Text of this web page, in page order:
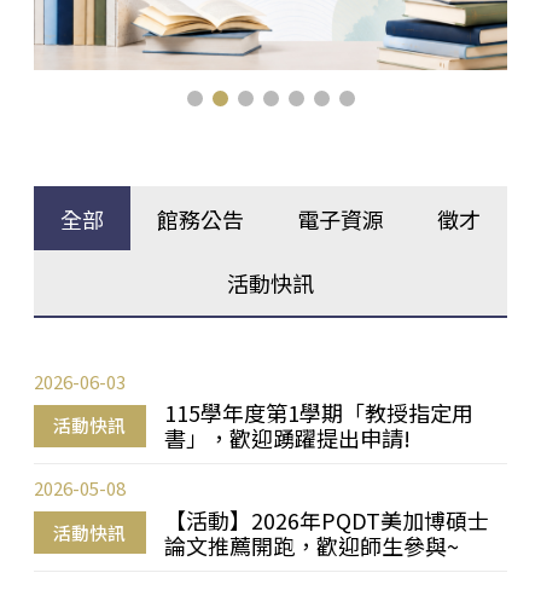
全部 館務公告 電子資源 徵才
活動快訊
活動快訊
115學年度第1學期「教授指定用
書」，歡迎踴躍提出申請!
2026-06-03
活動快訊
【活動】2026年PQDT美加博碩士
論文推薦開跑，歡迎師生參與~
2026-05-08